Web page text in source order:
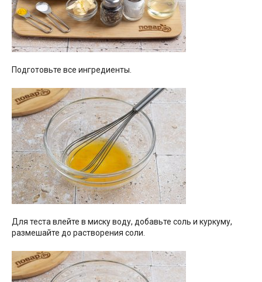
Подготовьте все ингредиенты.
Для теста влейте в миску воду, добавьте соль и куркуму,
размешайте до растворения соли.